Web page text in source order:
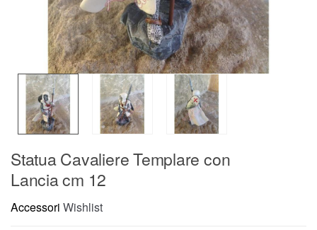
Statua Cavaliere Templare con
Lancia cm 12
Accessori Wishlist